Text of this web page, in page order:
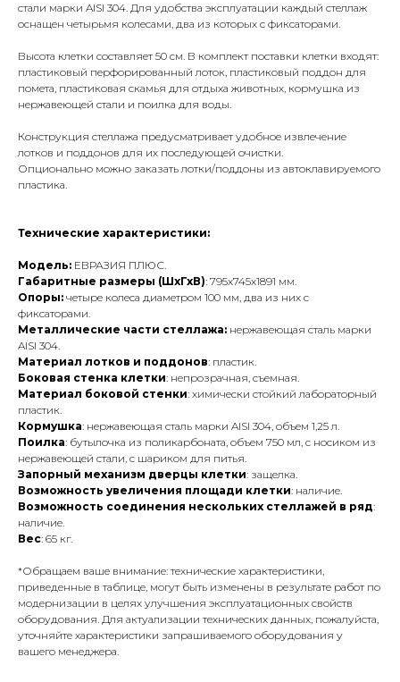
стали марки AISI 304. Для удобства эксплуатации каждый стеллаж
оснащен четырьмя колесами, два из которых с фиксаторами.
Высота клетки составляет 50 см. В комплект поставки клетки входят:
пластиковый перфорированный лоток, пластиковый поддон для
помета, пластиковая скамья для отдыха животных, кормушка из
нержавеющей стали и поилка для воды.
Конструкция стеллажа предусматривает удобное извлечение
лотков и поддонов для их последующей очистки.
Опционально можно заказать лотки/поддоны из автоклавируемого
пластика.
Технические характеристики:
Модель: ЕВРАЗИЯ ПЛЮС.
Габаритные размеры (ШхГхВ): 795x745x1891 мм.
Опоры: четыре колеса диаметром 100 мм, два из них с
фиксаторами.
Металлические части стеллажа: нержавеющая сталь марки
AISI 304.
Материал лотков и поддонов: пластик.
Боковая стенка клетки: непрозрачная, съемная.
Материал боковой стенки: химически стойкий лабораторный
пластик.
Кормушка: нержавеющая сталь марки AISI 304, объем 1,25 л.
Поилка: бутылочка из поликарбоната, объем 750 мл, с носиком из
нержавеющей стали, с шариком для питья.
Запорный механизм дверцы клетки: защелка.
Возможность увеличения площади клетки: наличие.
Возможность соединения нескольких стеллажей в ряд:
наличие.
Вес: 65 кг.
*Обращаем ваше внимание: технические характеристики,
приведенные в таблице, могут быть изменены в результате работ по
модернизации в целях улучшения эксплуатационных свойств
оборудования. Для актуализации технических данных, пожалуйста,
уточняйте характеристики запрашиваемого оборудования у
вашего менеджера.